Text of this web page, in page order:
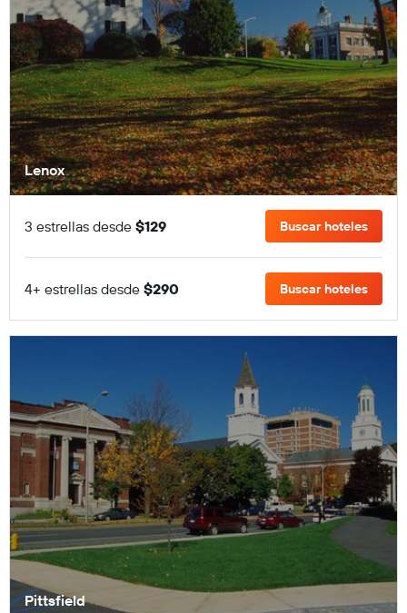
Lenox
3 estrellas desde $129 Buscar hoteles
4+ estrellas desde $290 Buscar hoteles
Pittsfield